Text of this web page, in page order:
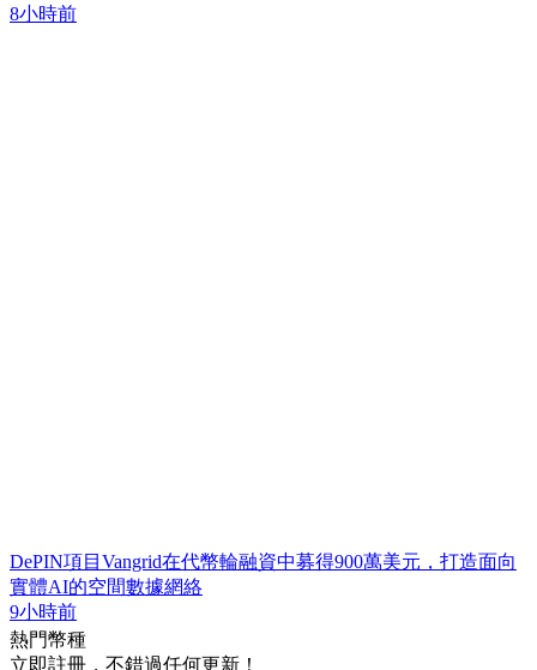
8小時前
DePIN項目Vangrid在代幣輪融資中募得900萬美元，打造面向
實體AI的空間數據網絡
9小時前
熱門幣種
立即註冊，不錯過任何更新！